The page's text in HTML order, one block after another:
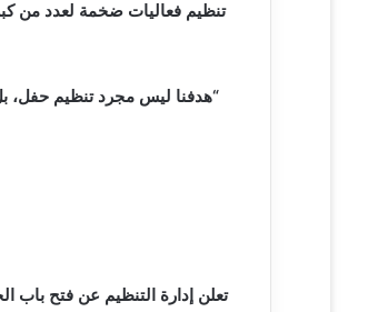
تنظيم فعاليات ضخمة لعدد من
“هدفنا ليس مجرد تنظيم حفل،
تعلن إدارة التنظيم عن فتح باب